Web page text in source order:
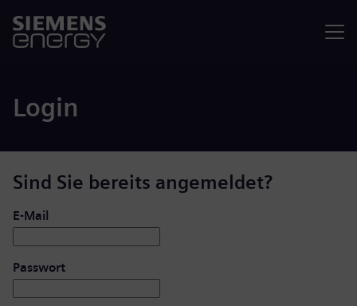
Login
Sind Sie bereits angemeldet?
Login: Benutzer und Passwort
E-Mail
Passwort